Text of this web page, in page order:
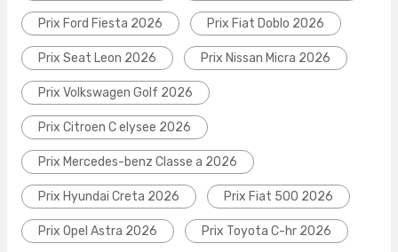
Prix Ford Fiesta 2026 Prix Fiat Doblo 2026
Prix Seat Leon 2026 Prix Nissan Micra 2026
Prix Volkswagen Golf 2026
Prix Citroen C elysee 2026
Prix Mercedes-benz Classe a 2026
Prix Hyundai Creta 2026 Prix Fiat 500 2026
Prix Opel Astra 2026 Prix Toyota C-hr 2026